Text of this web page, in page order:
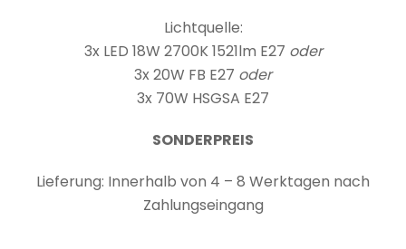
Lichtquelle:
3x LED 18W 2700K 1521lm E27 oder
3x 20W FB E27 oder
3x 70W HSGSA E27
SONDERPREIS
Lieferung: Innerhalb von 4 – 8 Werktagen nach
Zahlungseingang